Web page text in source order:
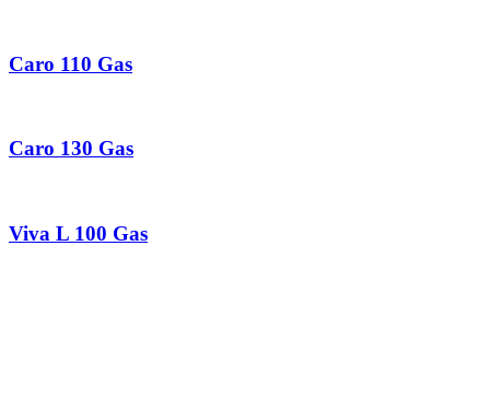
Caro 110 Gas
Caro 130 Gas
Viva L 100 Gas